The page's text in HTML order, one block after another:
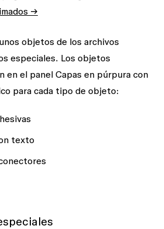
→
objetos de los archivos
especiales. Los objetos
en el panel Capas en púrpura con
para cada tipo de objeto:
texto